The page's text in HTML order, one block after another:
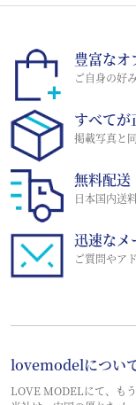
豊富なオ
ご自身の好
すべてが
掲載写真と
無料配送
日本国内送
迅速なメ
ご質問やア
lovemodelについ
LOVE MODELにて、も